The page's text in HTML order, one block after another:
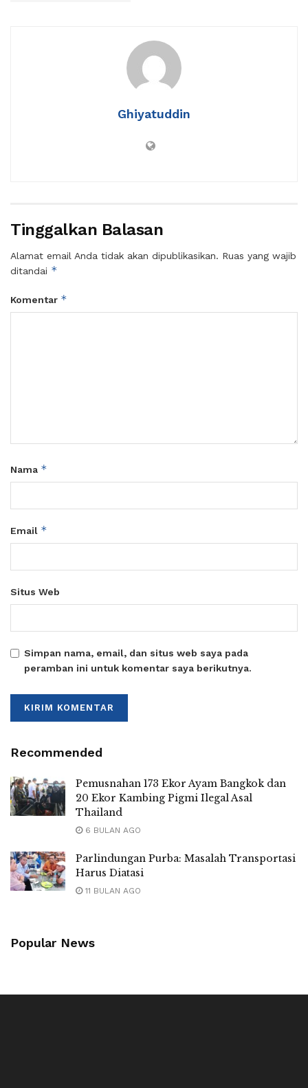
Ghiyatuddin
Tinggalkan Balasan
Alamat email Anda tidak akan dipublikasikan. Ruas yang wajib
ditandai *
Komentar *
Nama *
Email *
Situs Web
Simpan nama, email, dan situs web saya pada
peramban ini untuk komentar saya berikutnya.
Recommended
Pemusnahan 173 Ekor Ayam Bangkok dan
20 Ekor Kambing Pigmi Ilegal Asal
Thailand
6 BULAN AGO
Parlindungan Purba: Masalah Transportasi
Harus Diatasi
11 BULAN AGO
Popular News